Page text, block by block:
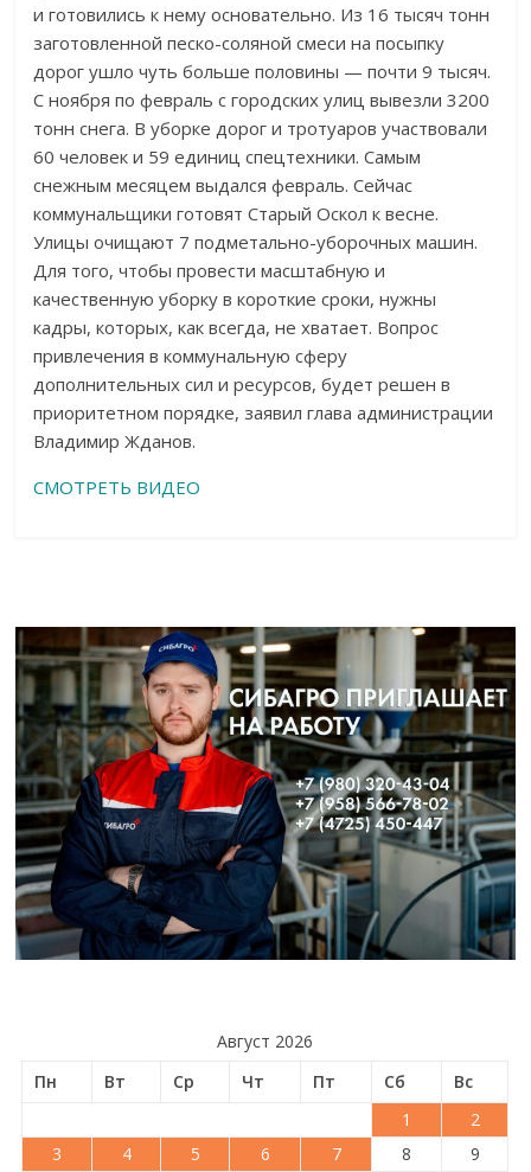
и готовились к нему основательно. Из 16 тысяч тонн
заготовленной песко-соляной смеси на посыпку
дорог ушло чуть больше половины — почти 9 тысяч.
С ноября по февраль с городских улиц вывезли 3200
тонн снега. В уборке дорог и тротуаров участвовали
60 человек и 59 единиц спецтехники. Самым
снежным месяцем выдался февраль. Сейчас
коммунальщики готовят Старый Оскол к весне.
Улицы очищают 7 подметально-уборочных машин.
Для того, чтобы провести масштабную и
качественную уборку в короткие сроки, нужны
кадры, которых, как всегда, не хватает. Вопрос
привлечения в коммунальную сферу
дополнительных сил и ресурсов, будет решен в
приоритетном порядке, заявил глава администрации
Владимир Жданов.
СМОТРЕТЬ ВИДЕО
Август 2026
Пн
Вт Ср Чт Пт Сб
Вс
1
2
3
4 5 6 7 8 9